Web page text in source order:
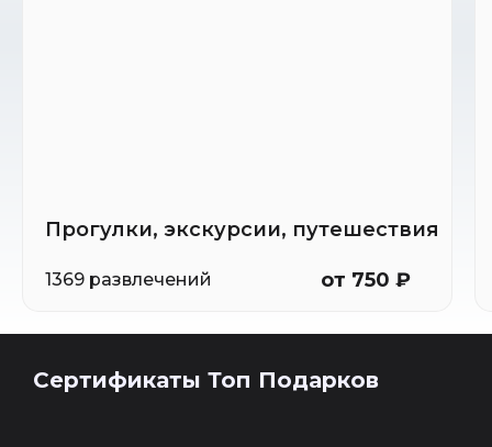
Прогулки, экскурсии, путешествия
1369 развлечений от 750 ₽
Сертификаты Топ Подарков